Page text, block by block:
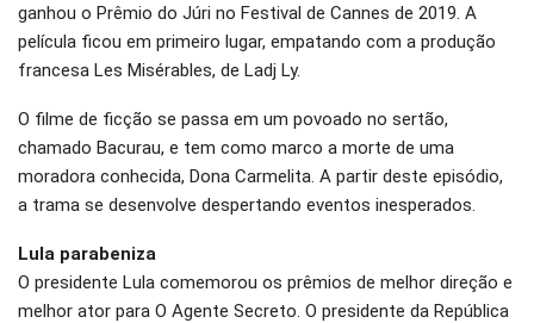
ganhou o Prêmio do Júri no Festival de Cannes de 2019. A
película ficou em primeiro lugar, empatando com a produção
francesa Les Misérables, de Ladj Ly.
O filme de ficção se passa em um povoado no sertão,
chamado Bacurau, e tem como marco a morte de uma
moradora conhecida, Dona Carmelita. A partir deste episódio,
a trama se desenvolve despertando eventos inesperados.
Lula parabeniza
O presidente Lula comemorou os prêmios de melhor direção e
melhor ator para O Agente Secreto. O presidente da República